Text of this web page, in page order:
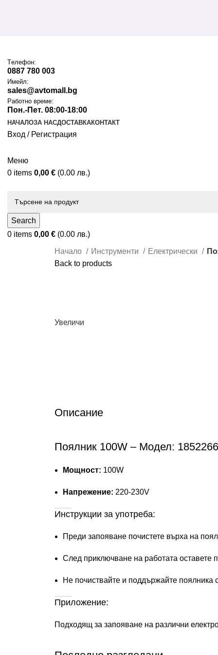
Tелефон:
0887 780 003
Имейл:
sales@avtomall.bg
Работно време:
Пон.-Пет. 08:00-18:00
НАЧАЛОЗА НАСДОСТАВКАКОНТАКТ
Вход / Регистрация
Меню
0 items 0,00 € (0.00 лв.)
Search
0 items 0,00 € (0.00 лв.)
Начало Инструменти Електрически
Back to products
Увеличи
Описание
Поялник 100W – Модел:
Мощност: 100W
Напрежение: 220-230V
Инструкции за употреба:
Преди запояване почистете върха на
След приключване на работата оставете
Не почиствайте и поддържайте поялника
Приложение:
Подходящ за запояване на различни